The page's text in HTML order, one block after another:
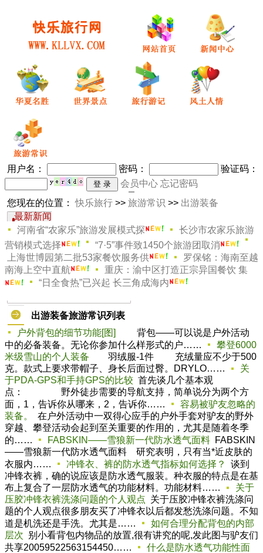
用户名： 密码 ：
验证码：
会员中心 忘记密码
您现在的位置：快乐旅行 >> 旅游常识 >> 出游装备
最新新闻
河南省“农家乐”旅游发展模式探
长沙市农家乐旅游
营销模式选择
“7·5”事件致1450个旅游团取消
上海世博园第二批53家餐饮服务供
罗保铭：海南至越
南海上空中直航
重庆：渝中区打造正宗异国餐饮 集
“日全食热”已兴起 长三角成海内
出游装备旅游常识列表
户外背包的细节功能[图]
背包——可以说是户外活动
中的必备装备。无论你参加什么样形式的户……
攀登6000
米级雪山的个人装备
羽绒服-1件 充绒量应不少于500
克。款式上要求带帽子、身长后面过臀。DRYLO……
关
于PDA-GPS和手持GPS的比较 首先谈几个基本观
点： 野外徒步需要的导航支持，简单说分为两个方
面，1，告诉你从哪来，2，告诉你……
容易被驴友忽略的
装备。
在户外活动中一双得心应手的户外手套对驴友的野外
穿越、攀登活动会起到至关重要的作用的，尤其是随着冬季
的……
FABSKIN——雪狼新一代防水透气面料 FABSKIN
——雪狼新一代防水透气面料 研究表明，只有当*近皮肤的
衣服内……
冲锋衣、裤的防水透气指标如何选择？
谈到
冲锋衣裤，确的说应该是防水透气服装。种衣服的特点是在基
布上复合了一层防水透气的功能材料。功能材料……
关于
压胶冲锋衣裤洗涤问题的个人观点 关于压胶冲锋衣裤洗涤问
题的个人观点很多朋友买了冲锋衣以后都发愁洗涤问题。不知
道是机洗还是手洗。尤其是……
如何合理分配背包的内部
层次 别小看背包内物品的放置,很有讲究的呢,发此图与驴友们
共享20059522563154450……
什么是防水透气功能性面